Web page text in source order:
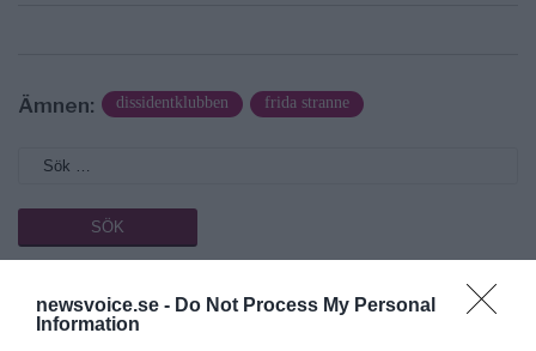
newsvoice.se - Do Not Process My Personal
Information
Ämnen: dissidentklubben frida stranne
Prenumerera på vårt nyhetsbrev